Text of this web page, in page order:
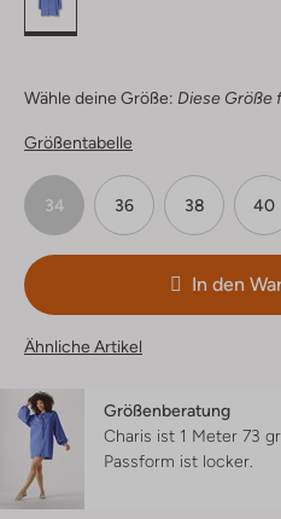
Wähle deine Größe: Diese Größe
Größentabelle
34 36 38 40
In den
Ähnliche Artikel
Größenberatung
Charis ist 1 Meter 73
Passform ist locker